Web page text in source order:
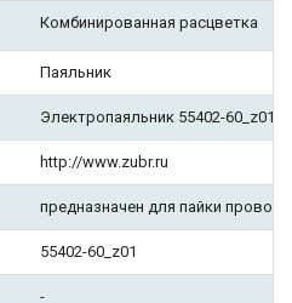
Комбинированная расцветка
Паяльник
Электропаяльник 55402-60_z01
http://www.zubr.ru
предназначен для пайки
55402-60_z01
-